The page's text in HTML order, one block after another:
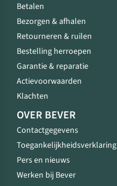
Betalen
Bezorgen & afhalen
Retourneren & ruilen
Bestelling herroepen
Garantie & reparatie
Actievoorwaarden
Klachten
OVER BEVER
Contactgegevens
Toegankelijkheidsverklaring
Pers en nieuws
Werken bij Bever